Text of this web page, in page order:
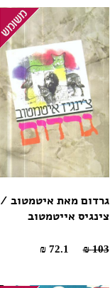
גרדום מאת איטמטוב /
צינגיס אייטמטוב
103 ₪
72.1 ₪